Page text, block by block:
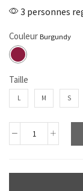
3 personnes
Couleur
Taille
L M S